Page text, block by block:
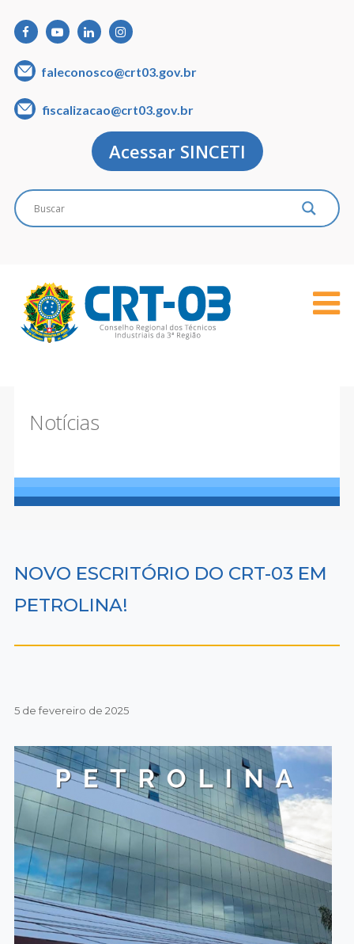
faleconosco@crt03.gov.br
fiscalizacao@crt03.gov.br
Acessar SINCETI
Notícias
NOVO ESCRITÓRIO DO CRT-03 EM
PETROLINA!
5 de fevereiro de 2025